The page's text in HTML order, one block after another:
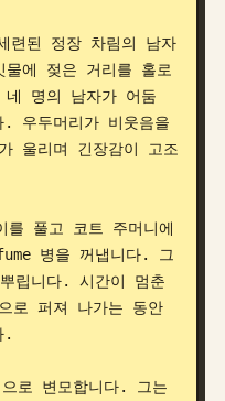
련된 정장 차림의 남자
에 젖은 거리를 홀로
명의 남자가 어둠
. 우두머리가 비웃음을
울리며 긴장감이 고조
를 풀고 코트 주머니에
병을 꺼냅니다. 그
립니다. 시간이 멈춘
로 퍼져 나가는 동안
.
로 변모합니다. 그는